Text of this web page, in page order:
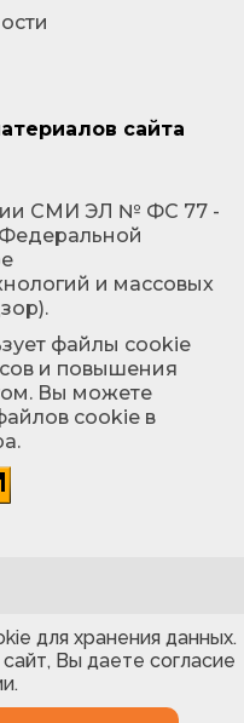
сайта
СМИ ЭЛ № ФС 77 -
Федеральной
и массовых
файлы cookie
и повышения
Вы можете
cookie в
для хранения данных.
Вы даете согласие